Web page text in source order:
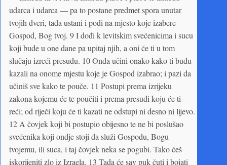
udarca i udarca — pa to postane predmet spora unutar
tvojih dveri, tada ustani i pođi na mjesto koje izabere
Gospod, Bog tvoj. 9 I dođi k levitskim svećenicima i sucu
koji bude u one dane pa upitaj njih, a oni će ti u tom
slučaju izreći presudu. 10 Onda učini onako kako ti budu
kazali na onome mjestu koje je Gospod izabrao; i pazi da
učiniš sve kako te pouče. 11 Postupi prema izrijeku
zakona kojemu će te poučiti i prema presudi koju će ti
reći; od riječi koju će ti kazati ne odstupi ni desno ni lijevo.
12 A čovjek koji bi postupio obijesno te ne bi poslušao
svećenika koji ondje stoji da služi Gospodu, Bogu
tvojemu, ili suca, i taj čovjek neka se pogubi. Tako ćeš
iskorijeniti zlo iz Izraela. 13 Tada će sav puk čuti i bojati